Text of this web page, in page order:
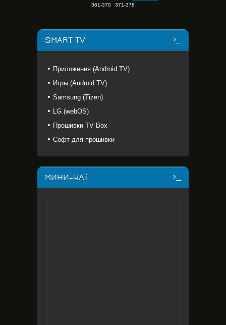
361-370
371-378
SMART TV
Приложения (Android TV)
Игры (Android TV)
Samsung (Tizen)
LG (webOS)
Прошивки TV Box
Софт для прошивки
МИНИ-ЧАТ